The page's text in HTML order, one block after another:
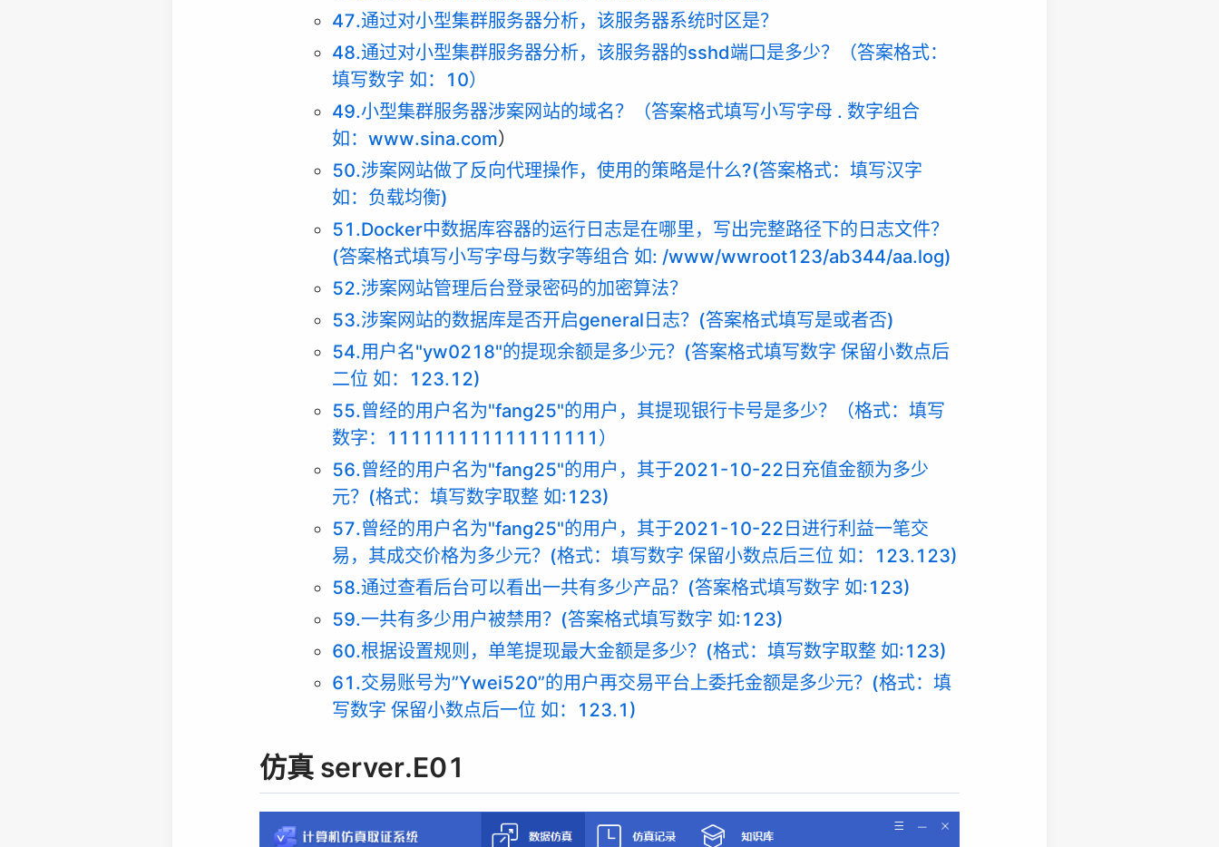
47.通过对小型集群服务器分析，该服务器系统时区是？
48.通过对小型集群服务器分析，该服务器的sshd端口是多少？（答案格式：
填写数字 如：10）
49.小型集群服务器涉案网站的域名？（答案格式填写小写字母 . 数字组合
如： www.sina.com）
50.涉案网站做了反向代理操作，使用的策略是什么?(答案格式：填写汉字
如：负载均衡)
51.Docker中数据库容器的运行日志是在哪里，写出完整路径下的日志文件？
(答案格式填写小写字母与数字等组合 如: /www/wwroot123/ab344/aa.log)
52.涉案网站管理后台登录密码的加密算法？
53.涉案网站的数据库是否开启general日志？(答案格式填写是或者否)
54.用户名"yw0218"的提现余额是多少元？(答案格式填写数字 保留小数点后
二位 如：123.12)
55.曾经的用户名为"fang25"的用户，其提现银行卡号是多少？（格式：填写
数字：111111111111111111）
56.曾经的用户名为"fang25"的用户，其于2021-10-22日充值金额为多少
元？(格式：填写数字取整 如:123)
57.曾经的用户名为"fang25"的用户，其于2021-10-22日进行利益一笔交
易，其成交价格为多少元？(格式：填写数字 保留小数点后三位 如：123.123)
58.通过查看后台可以看出一共有多少产品？(答案格式填写数字 如:123)
59.一共有多少用户被禁用？(答案格式填写数字 如:123)
60.根据设置规则，单笔提现最大金额是多少？(格式：填写数字取整 如:123)
61.交易账号为”Ywei520”的用户再交易平台上委托金额是多少元？(格式：填
写数字 保留小数点后一位 如：123.1)
仿真 server.E01